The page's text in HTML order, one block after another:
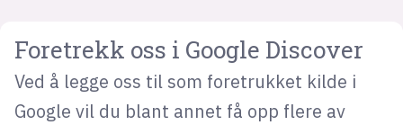
Foretrekk oss i Google Discover
Ved å legge oss til som foretrukket kilde i
Google vil du blant annet få opp flere av